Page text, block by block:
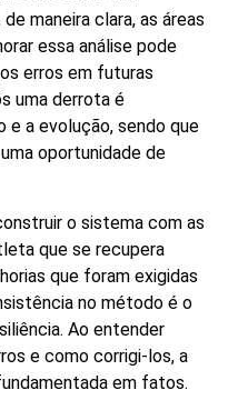
maneira clara, as áreas
essa análise pode
erros em futuras
uma derrota é
e a evolução, sendo que
oportunidade de
o sistema com as
que se recupera
que foram exigidas
no método é o
Ao entender
e como corrigi-los, a
em fatos.